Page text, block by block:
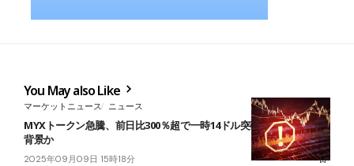
You May also Like
マーケットニュース ニュース
MYXトークン急騰、前日比300％超で一時14ドル突破──大口清算が
背景か
2025年09月09日 15時18分